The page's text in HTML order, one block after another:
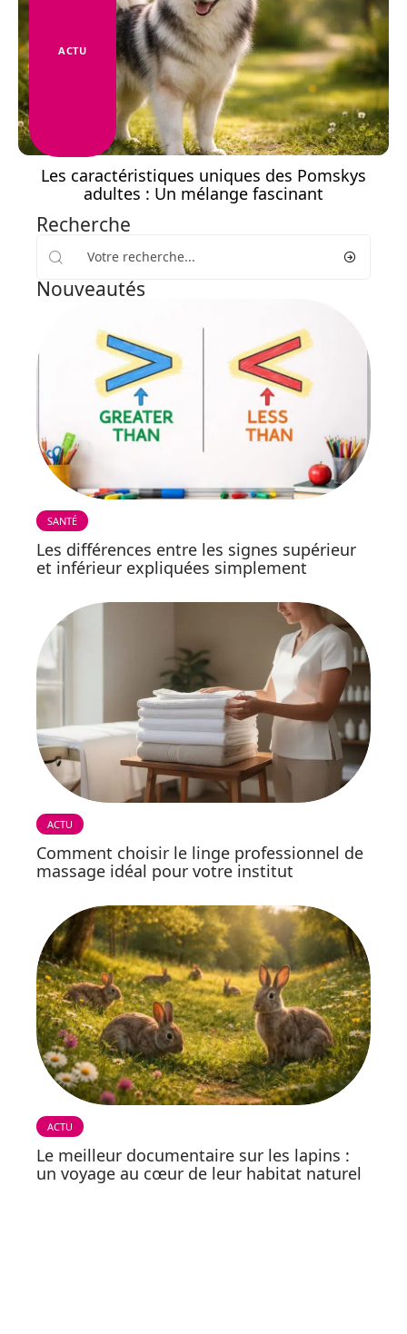
ACTU
Les caractéristiques uniques des Pomskys
adultes : Un mélange fascinant
Recherche
Nouveautés
SANTÉ
Les différences entre les signes supérieur
et inférieur expliquées simplement
ACTU
Comment choisir le linge professionnel de
massage idéal pour votre institut
ACTU
Le meilleur documentaire sur les lapins :
un voyage au cœur de leur habitat naturel